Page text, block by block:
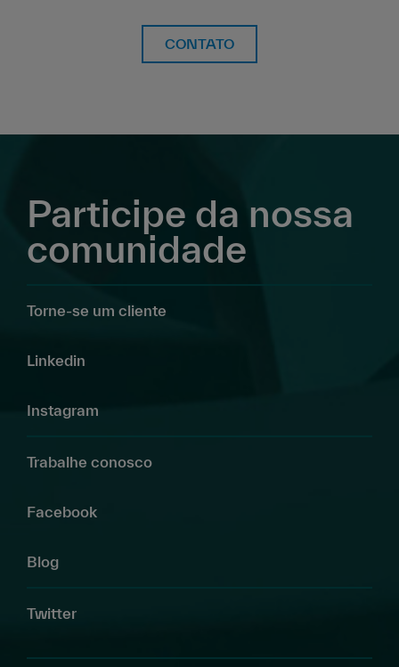
CONTATO
Participe da nossa
comunidade
Torne-se um cliente
Linkedin
Instagram
Trabalhe conosco
Facebook
Blog
Twitter